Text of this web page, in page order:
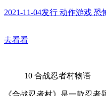
2021-11-04发行 动作游戏
去看看
10 合战忍者村物语